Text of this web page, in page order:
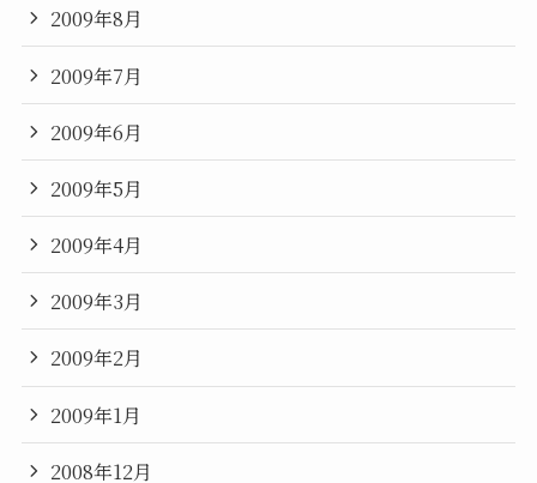
2009年8月
2009年7月
2009年6月
2009年5月
2009年4月
2009年3月
2009年2月
2009年1月
2008年12月